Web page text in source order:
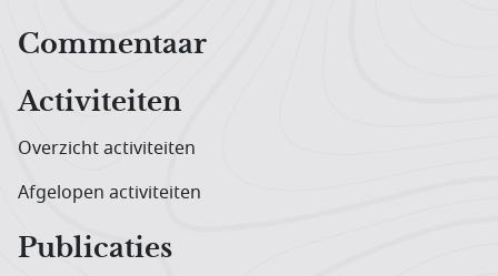
Hoofdnavigatiemenu
Commentaar
Activiteiten
Overzicht activiteiten
Afgelopen activiteiten
Publicaties